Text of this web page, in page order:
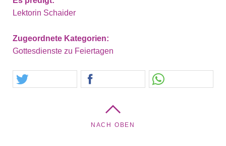
Lektorin Schaider
Zugeordnete Kategorien:
Gottesdienste zu Feiertagen
NACH OBEN